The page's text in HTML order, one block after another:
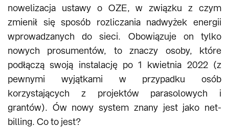
nowelizacja ustawy o OZE, w związku z czym
zmienił się sposób rozliczania nadwyżek energii
wprowadzanych do sieci. Obowiązuje on tylko
nowych prosumentów, to znaczy osoby, które
podłączą swoją instalację po 1 kwietnia 2022 (z
pewnymi wyjątkami w przypadku osób
korzystających z projektów parasolowych i
grantów). Ów nowy system znany jest jako net-
billing. Co to jest?